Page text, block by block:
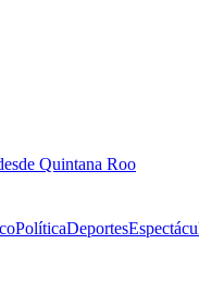
Quintana Roo
PolíticaDeportes